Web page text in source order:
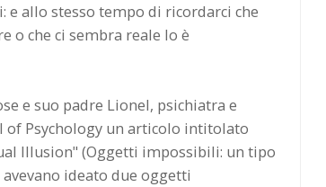
allo stesso tempo di ricordarci che
o che ci sembra reale lo è
e suo padre Lionel, psichiatra e
Psychology un articolo intitolato
Illusion" (Oggetti impossibili: un tipo
ideato due oggetti